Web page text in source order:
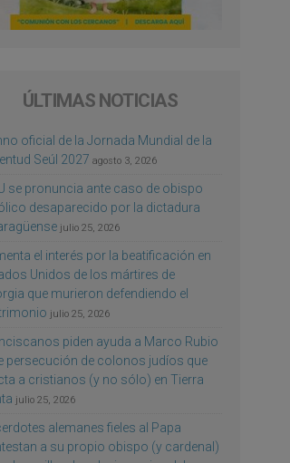
ÚLTIMAS NOTICIAS
oficial de la Jornada Mundial de la
Seúl 2027 agosto 3, 2026
se pronuncia ante caso de obispo
desaparecido por la dictadura
julio 25, 2026
el interés por la beatificación en
Unidos de los mártires de
que murieron defendiendo el
julio 25, 2026
piden ayuda a Marco Rubio
persecución de colonos judíos que
a cristianos (y no sólo) en Tierra
julio 25, 2026
alemanes fieles al Papa
a su propio obispo (y cardenal)